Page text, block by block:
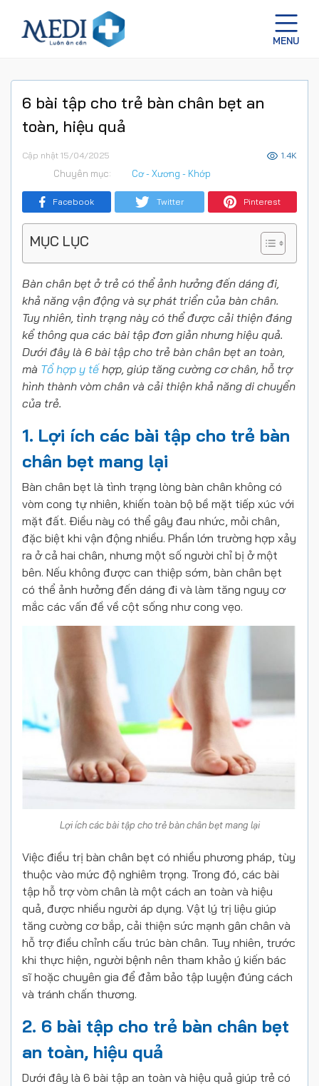
6 bài tập cho trẻ bàn chân bẹt an
toàn, hiệu quả
Cập nhật 15/04/2025 1.4K
Chuyên mục: Cơ - Xương - Khớp
Facebook Twitter Pinterest
MỤC LỤC
Bàn chân bẹt ở trẻ có thể ảnh hưởng đến dáng đi,
khả năng vận động và sự phát triển của bàn chân.
Tuy nhiên, tình trạng này có thể được cải thiện đáng
kể thông qua các bài tập đơn giản nhưng hiệu quả.
Dưới đây là 6 bài tập cho trẻ bàn chân bẹt an toàn,
mà Tổ hợp y tếhợp, giúp tăng cường cơ chân, hỗ trợ
hình thành vòm chân và cải thiện khả năng di chuyển
của trẻ.
1. Lợi ích các bài tập cho trẻ bàn
chân bẹt mang lại
Bàn chân bẹt là tình trạng lòng bàn chân không có
vòm cong tự nhiên, khiến toàn bộ bề mặt tiếp xúc với
mặt đất. Điều này có thể gây đau nhức, mỏi chân,
đặc biệt khi vận động nhiều. Phần lớn trường hợp xảy
ra ở cả hai chân, nhưng một số người chỉ bị ở một
bên. Nếu không được can thiệp sớm, bàn chân bẹt
có thể ảnh hưởng đến dáng đi và làm tăng nguy cơ
mắc các vấn đề về cột sống như cong vẹo.
Lợi ích các bài tập cho trẻ bàn chân bẹt mang lại
Việc điều trị bàn chân bẹt có nhiều phương pháp, tùy
thuộc vào mức độ nghiêm trọng. Trong đó, các bài
tập hỗ trợ vòm chân là một cách an toàn và hiệu
quả, được nhiều người áp dụng. Vật lý trị liệu giúp
tăng cường cơ bắp, cải thiện sức mạnh gân chân và
hỗ trợ điều chỉnh cấu trúc bàn chân. Tuy nhiên, trước
khi thực hiện, người bệnh nên tham khảo ý kiến bác
sĩ hoặc chuyên gia để đảm bảo tập luyện đúng cách
và tránh chấn thương.
2. 6 bài tập cho trẻ bàn chân bẹt
an toàn, hiệu quả
Dưới đây là 6 bài tập an toàn và hiệu quả giúp trẻ có